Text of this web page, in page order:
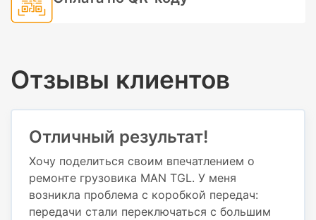
Отзывы клиентов
Отличный результат!
Хочу поделиться своим впечатлением о
ремонте грузовика MAN TGL. У меня
возникла проблема с коробкой передач:
передачи стали переключаться с большим